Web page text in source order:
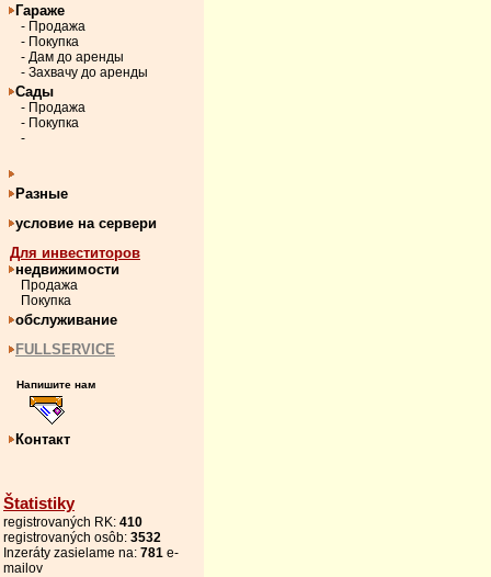
Гараже
- Продажа
- Покупка
- Дам до аренды
- Захвачу до аренды
Сады
- Продажа
- Покупка
-
Разные
условие на сервери
Для инвеститоров
недвижимости
Продажа
Покупка
обслуживание
FULLSERVICE
Напишите нам
Контакт
Štatistiky
registrovaných RK: 410
registrovaných osôb: 3532
Inzeráty zasielame na: 781 e-
mailov